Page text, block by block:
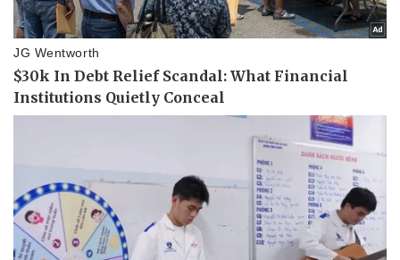
Thể thao
Ô tô - Xe máy